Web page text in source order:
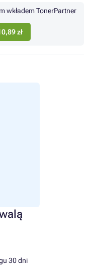
30 dni
wkładem TonerPartner
zł